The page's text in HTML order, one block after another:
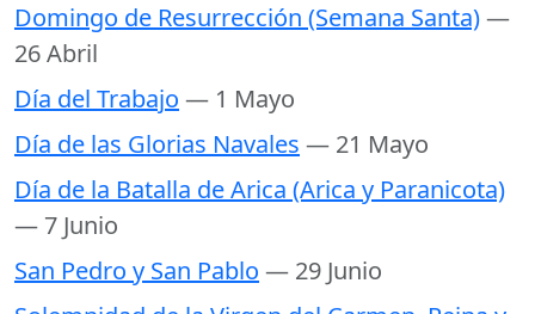
Domingo de Resurrección (Semana Santa)—
26 Abril
Día del Trabajo — 1 Mayo
Día de las Glorias Navales — 21 Mayo
Día de la Batalla de Arica (Arica y Paranicota)
— 7 Junio
San Pedro y San Pablo — 29 Junio